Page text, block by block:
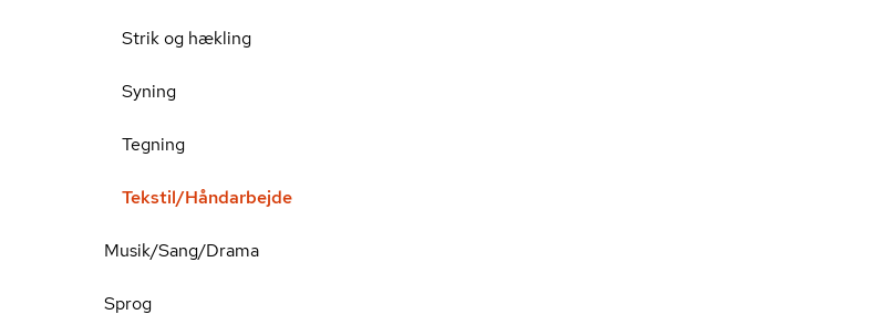
Strik og hækling
Syning
Tegning
Tekstil/Håndarbejde
Musik/Sang/Drama
Sprog